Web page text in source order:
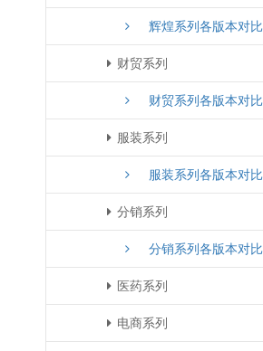
辉煌系列各版本对比
财贸系列
财贸系列各版本对比
服装系列
服装系列各版本对比
分销系列
分销系列各版本对比
医药系列
电商系列